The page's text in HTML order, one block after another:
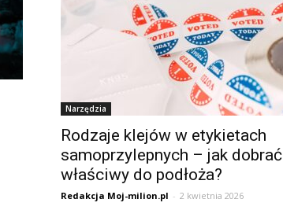
Narzędzia
Rodzaje klejów w etykietach
samoprzylepnych – jak dobrać
właściwy do podłoża?
Redakcja Moj-milion.pl - 2 kwietnia 2026